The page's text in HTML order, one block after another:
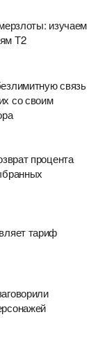
изучаем
Т2
связь
со своим
процента
тариф